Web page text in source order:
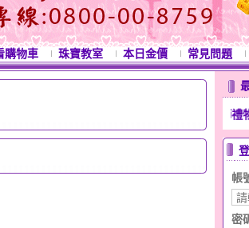
購物車 珠寶教室 本日金價 常見問題
節禮物 七夕情人節禮物 白色情人節禮物 結婚
帳
密